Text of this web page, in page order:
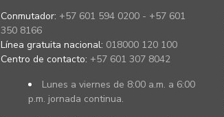
Conmutador: +57 601 594 0200 - +57 601
350 8166
Línea gratuita nacional: 018000 120 100
Centro de contacto: +57 601 307 8042
Lunes a viernes de 8:00 a.m. a 6:00
p.m. jornada continua.